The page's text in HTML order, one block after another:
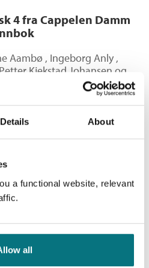
Details About
a functional website, relevant
all
Cathrine
nivå 2
- 92: Leona i premietrøbbel
4 fra Cappelen Damm
Aambø , Ingeborg Anly,
Kjekstad Johansen og
Pris 529,–
nivå 2 - Leona i
Pris 199,–